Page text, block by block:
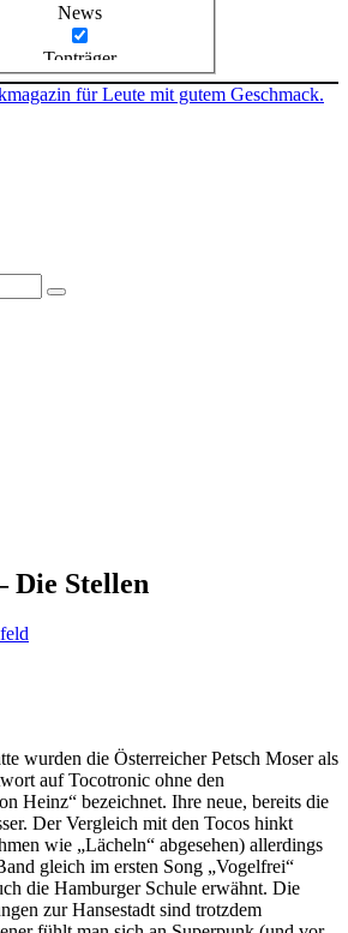
News
Tonträger
für Leute mit gutem Geschmack.
Die Stellen
wurden die Österreicher Petsch Moser als
auf Tocotronic ohne den
Heinz“ bezeichnet. Ihre neue, bereits die
Der Vergleich mit den Tocos hinkt
wie „Lächeln“ abgesehen) allerdings
gleich im ersten Song „Vogelfrei“
die Hamburger Schule erwähnt. Die
zur Hansestadt sind trotzdem